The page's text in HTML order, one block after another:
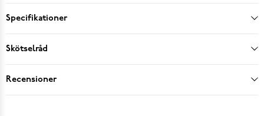
Specifikationer
Skötselråd
Recensioner